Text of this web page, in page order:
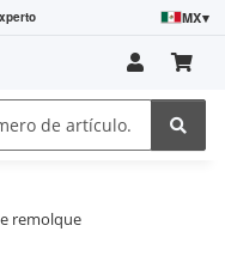
MX▾
remolque